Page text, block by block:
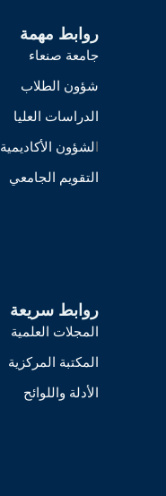
روابط مهمة
جامعة صنعاء
شؤون الطلاب
الدراسات العليا
الشؤون الأكاديمية
التقويم الجامعي
روابط سريعة
المجلات العلمية
المكتبة المركزية
الأدلة واللوائح